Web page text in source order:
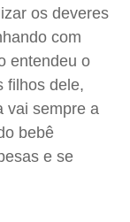
os deveres
com
entendeu o
filhos dele,
vai sempre a
bebê
e se